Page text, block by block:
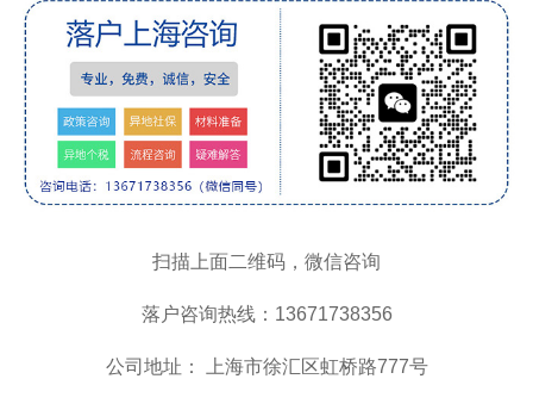
扫描上面二维码，微信咨询
落户咨询热线：13671738356
公司地址： 上海市徐汇区虹桥路777号